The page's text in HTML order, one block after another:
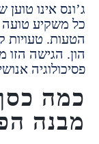
אינו טוען שהוא
טועה פעמים
טעויות קטנות
הזו
אנושית
כסף